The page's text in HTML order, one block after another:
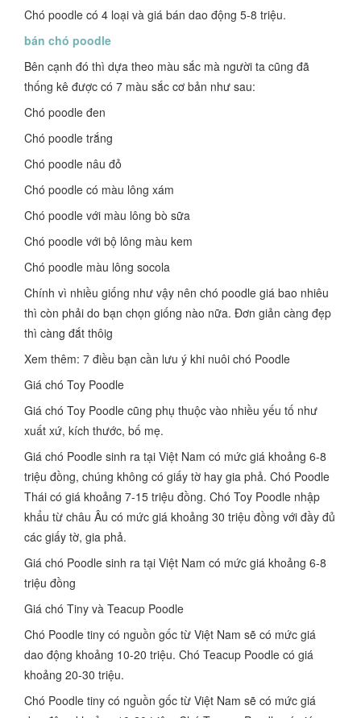
Chó poodle có 4 loại và giá bán dao động 5-8 triệu.
bán chó poodle
Bên cạnh đó thì dựa theo màu sắc mà người ta cũng đã
thống kê được có 7 màu sắc cơ bản như sau:
Chó poodle đen
Chó poodle trắng
Chó poodle nâu đỏ
Chó poodle có màu lông xám
Chó poodle với màu lông bò sữa
Chó poodle với bộ lông màu kem
Chó poodle màu lông socola
Chính vì nhiều giống như vậy nên chó poodle giá bao nhiêu
thì còn phải do bạn chọn giống nào nữa. Đơn giản càng đẹp
thì càng đắt thôig
Xem thêm: 7 điều bạn cần lưu ý khi nuôi chó Poodle
Giá chó Toy Poodle
Giá chó Toy Poodle cũng phụ thuộc vào nhiều yếu tố như
xuất xứ, kích thước, bố mẹ.
Giá chó Poodle sinh ra tại Việt Nam có mức giá khoảng 6-8
triệu đồng, chúng không có giấy tờ hay gia phả. Chó Poodle
Thái có giá khoảng 7-15 triệu đồng. Chó Toy Poodle nhập
khẩu từ châu Âu có mức giá khoảng 30 triệu đồng với đầy đủ
các giấy tờ, gia phả.
Giá chó Poodle sinh ra tại Việt Nam có mức giá khoảng 6-8
triệu đồng
Giá chó Tiny và Teacup Poodle
Chó Poodle tiny có nguồn gốc từ Việt Nam sẽ có mức giá
dao động khoảng 10-20 triệu. Chó Teacup Poodle có giá
khoảng 20-30 triệu.
Chó Poodle tiny có nguồn gốc từ Việt Nam sẽ có mức giá